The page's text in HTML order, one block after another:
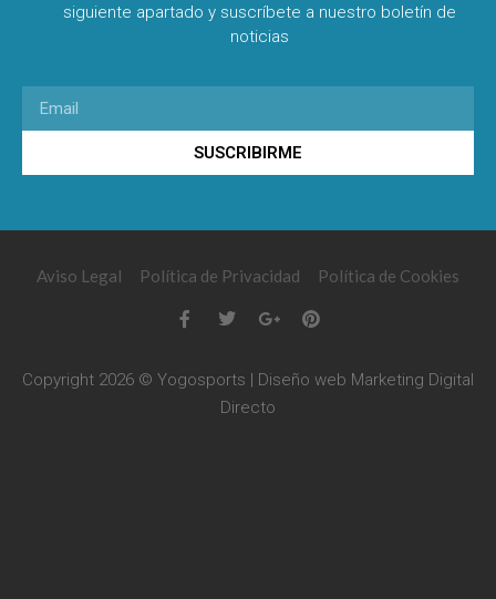
siguiente apartado y suscríbete a nuestro boletín de
noticias
SUSCRIBIRME
Aviso Legal Política de Privacidad Política de Cookies
Copyright 2026 © Yogosports | Diseño web Marketing Digital
Directo